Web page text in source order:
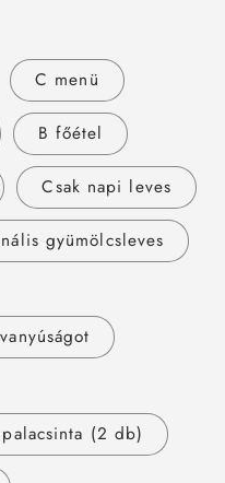
C menü
B főétel
Csak napi leves
gyümölcsleves
(2 db)